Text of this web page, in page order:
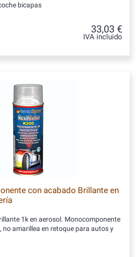
bicapas
33,03 €
IVA incluido
con acabado Brillante en
1k en aerosol. Monocomponente
no amarillea en retoque para autos y